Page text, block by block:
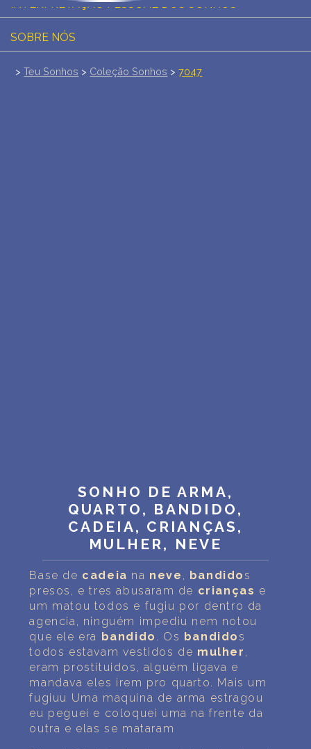
INTERPRETAÇÃO PESSOAL DOS SONHOS
SOBRE NÓS
POLÍTICA DE PRIVACIDADE
>Teu Sonhos > Coleção Sonhos >7047
SONHO DE ARMA,
QUARTO, BANDIDO,
CADEIA, CRIANÇAS,
MULHER, NEVE
Base de cadeia na neve , bandidos
presos, e tres abusaram de crianças e
um matou todos e fugiu por dentro da
agencia, ninguém impediu nem notou
que ele era bandido . Os bandidos
todos estavam vestidos de mulher ,
eram prostituidos, alguém ligava e
mandava eles irem pro quarto. Mais um
fugiuu Uma maquina de arma estragou
eu peguei e coloquei uma na frente da
outra e elas se mataram